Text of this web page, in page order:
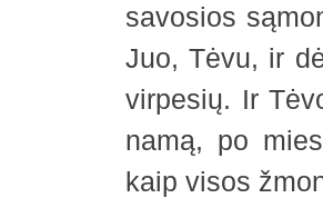
savosios
Juo, Tėvu, ir
virpesių. Ir
namą, po
kaip visos